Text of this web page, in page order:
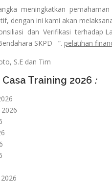
meningkatkan
dengan ini kami akan
dan Verifikasi terhadap
SKPD ”. pelatihan
S.E dan Tim
Training 2026 :